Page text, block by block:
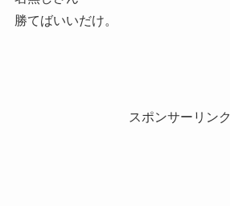
勝てばいいだけ。
スポンサーリンク